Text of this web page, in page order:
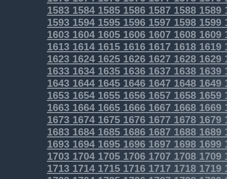
1583158415851586158715881589
1593159415951596159715981599
1603160416051606160716081609
1613161416151616161716181619
1623162416251626162716281629
1633163416351636163716381639
1643164416451646164716481649
1653165416551656165716581659
1663166416651666166716681669
1673167416751676167716781679
1683168416851686168716881689
16931694169516961697 16981699
17031704170517061707 17081709
1713171417151716171717181719